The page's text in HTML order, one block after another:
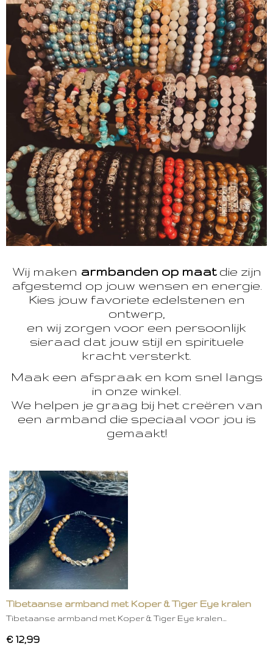
Wij maken armbanden op maatdie zijn
afgestemd op jouw wensen en energie.
Kies jouw favoriete edelstenen en
ontwerp,
en wij zorgen voor een persoonlijk
sieraad dat jouw stijl en spirituele
kracht versterkt.
Maak een afspraak en kom snel langs
in onze winkel.
We helpen je graag bij het creëren van
een armband die speciaal voor jou is
gemaakt!
Tibetaanse armband met Koper & Tiger Eye kralen
Tibetaanse armband met Koper & Tiger Eye kralen…
€ 12,99